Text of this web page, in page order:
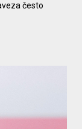
često